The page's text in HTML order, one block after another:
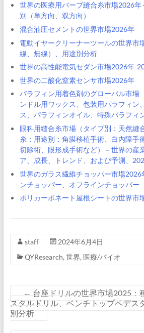
世界の医療用バーブ縫合糸市場2026
別（単方向、双方向）
混合油圧セメントの世界市場2026年
電動イヤークリーナーツールの世界市
線、無線）、用途別分析
世界の高性能電気セダン市場2026年-
世界の二酸化窒素センサ市場2026年
パラフィン用着色剤のグローバル市場
ンドル用ワックス、包装用パラフィン
ス、パラフィンオイル、特殊パラフィ
眼科用縫合糸市場（タイプ別：天然縫
糸；用途別：角膜移植手術、白内障手
切除術、眼形成手術など）－世界の産
ア、成長、トレンド、および予測、
世界のガラス繊維チョッパー市場2026
ンチョッパー、オフラインチョッパー
ポリカーボネート屋根シートの世界市
staff
2024年6月4日
QYResearch, 世界, 医療/バイオ
← 台座ドリルの世界市場2025：
スタルドリル、ベンチトップペデス
別分析